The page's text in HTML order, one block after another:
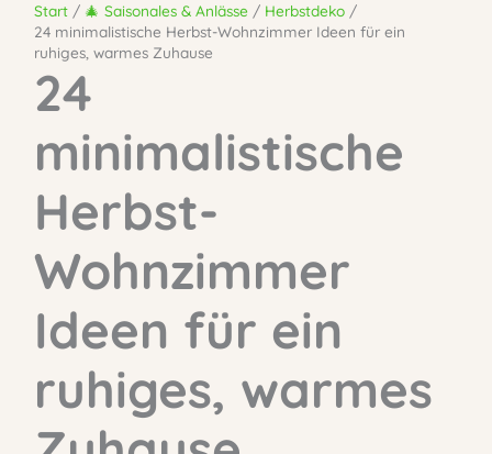
Start 🎄 Saisonales & Anlässe
Herbstdeko
24 minimalistische Herbst-Wohnzimmer Ideen für ein
ruhiges, warmes Zuhause
24
minimalistische
Herbst-
Wohnzimmer
Ideen für ein
ruhiges, warmes